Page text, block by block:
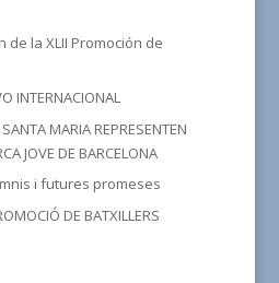
de la XLII Promoción de
INTERNACIONAL
MARIA REPRESENTEN
JOVE DE BARCELONA
i futures promeses
DE BATXILLERS